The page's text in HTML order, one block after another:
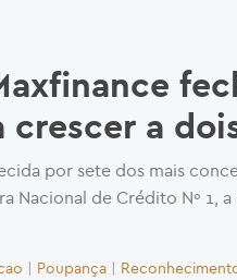
crescer a
por sete dos mais
Nacional de Crédito Nº 1,
Poupança